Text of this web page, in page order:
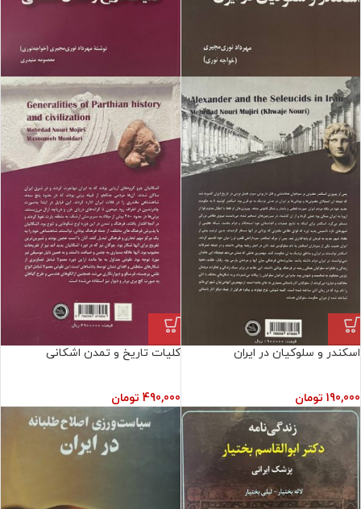
اسکندر و سلوکیان در ایران
190,000 تومان
کلیات تاریخ و تمدن اشکانی
490,000 تومان